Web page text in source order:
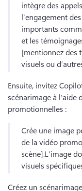
intègre des
l’engagement
importants
et les
[mentionnez des
visuels ou
Ensuite, invitez
scénarimage à l’aide
promotionnelles :
Crée une image
de la vidéo
scène].L’image
visuels
Créez un